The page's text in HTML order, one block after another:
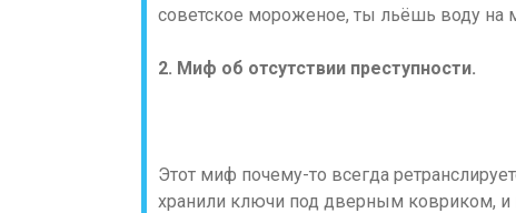
советское мороженое, ты льёшь воду на
2. Миф об отсутствии преступности.
Этот миф почему-то всегда
хранили ключи под дверным ковриком, и